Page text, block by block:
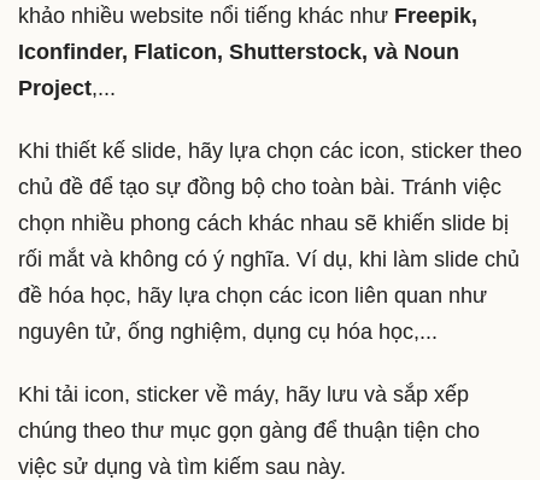
khảo nhiều website nổi tiếng khác như Freepik,
Iconfinder, Flaticon, Shutterstock, và Noun
Project,...
Khi thiết kế slide, hãy lựa chọn các icon, sticker theo
chủ đề để tạo sự đồng bộ cho toàn bài. Tránh việc
chọn nhiều phong cách khác nhau sẽ khiến slide bị
rối mắt và không có ý nghĩa. Ví dụ, khi làm slide chủ
đề hóa học, hãy lựa chọn các icon liên quan như
nguyên tử, ống nghiệm, dụng cụ hóa học,...
Khi tải icon, sticker về máy, hãy lưu và sắp xếp
chúng theo thư mục gọn gàng để thuận tiện cho
việc sử dụng và tìm kiếm sau này.